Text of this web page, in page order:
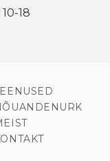
10-18